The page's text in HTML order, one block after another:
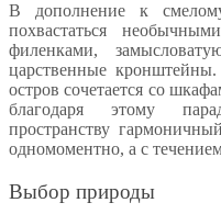
В дополнение к
похвастаться
филенками,
царственные
остров сочетается со
благодаря этому
пространству
одномоментно, а с
Выбор природы